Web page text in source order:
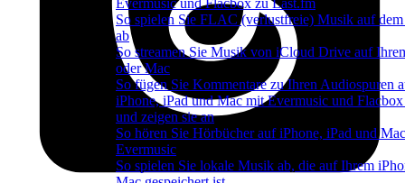
Evermusic und Flacbox zu Last.fm
So spielen Sie FLAC (verlustfreie) Musik auf
ab
So streamen Sie Musik von iCloud Drive auf
oder Mac
So fügen Sie Kommentare zu Ihren Audiospuren
iPhone, iPad und Mac mit Evermusic und
und zeigen sie an
So hören Sie Hörbücher auf iPhone, iPad und
Evermusic
So spielen Sie lokale Musik ab, die auf Ihrem